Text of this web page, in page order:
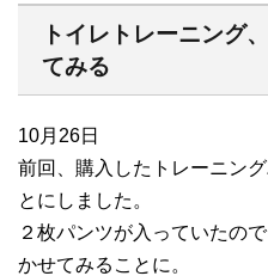
トイレトレーニング
てみる
10月26日
前回、購入したトレーニン
とにしました。
２枚パンツが入っていたの
かせてみることに。